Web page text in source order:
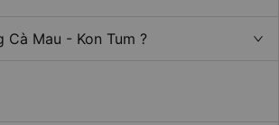
Mau - Kon Tum ?